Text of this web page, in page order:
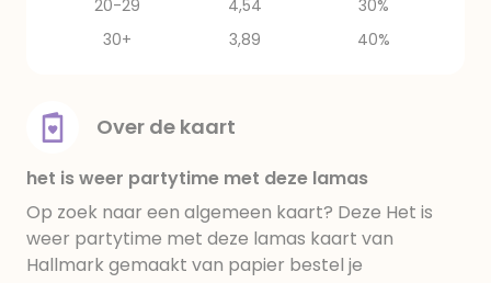
20-29
4,54
30%
30+
3,89 40%
Over de kaart
het is weer partytime met deze lamas
Op zoek naar een algemeen kaart? Deze Het is
weer partytime met deze lamas kaart van
Hallmark gemaakt van papier bestel je